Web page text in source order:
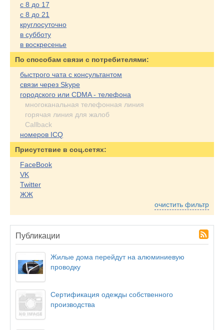
с 8 до 17
с 8 до 21
круглосуточно
в субботу
в воскресенье
По cпособам связи с потребителями:
быстрого чата с консультантом
связи через Skype
городского или CDMA - телефона
многоканальная телефонная линия
горячая линия для жалоб
Callback
номеров ICQ
Присутствие в соц.сетях:
FaceBook
VK
Twitter
ЖЖ
очистить фильтр
Публикации
Жилые дома перейдут на алюминиевую
проводку
Сертификация одежды собственного
производства